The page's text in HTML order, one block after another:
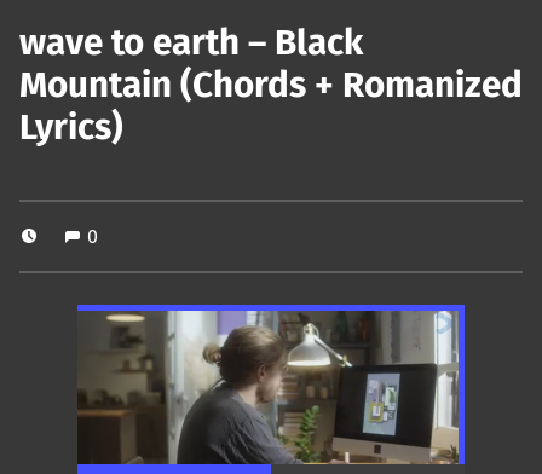
wave to earth – Black
Mountain (Chords + Romanized
Lyrics)
0